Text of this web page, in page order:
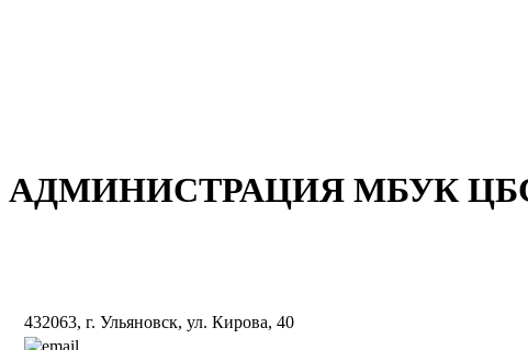
АДМИНИСТРАЦИЯ МБУК
432063, г. Ульяновск, ул. Кирова, 40